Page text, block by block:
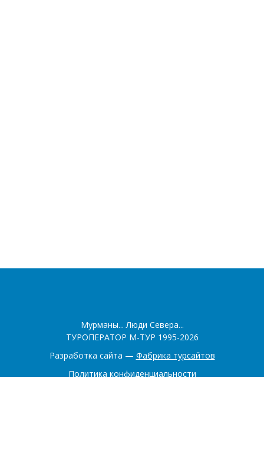
Мурманы... Люди Севера...
ТУРОПЕРАТОР М-ТУР 1995-2026
Разработка сайта — Фабрика турсайтов
Политика конфиденциальности